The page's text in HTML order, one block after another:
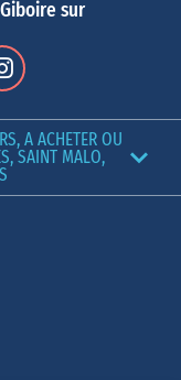
sur
A ACHETER OU
SAINT MALO,